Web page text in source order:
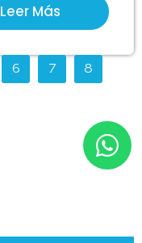
Leer Más
6 7 8